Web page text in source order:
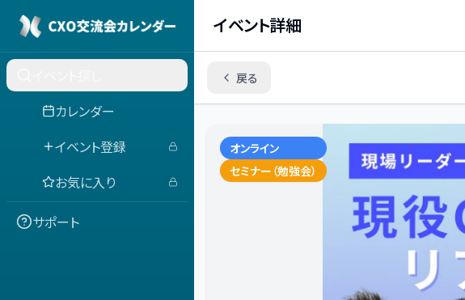
カレンダー
イベント登録
お気に入り
サポート
イベント詳細
戻る
オンライン
セミナー（勉強会）